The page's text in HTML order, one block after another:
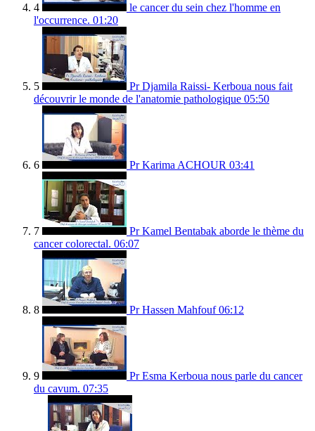
4
le cancer du sein chez l'homme en
l'occurrence. 01:20
5
Pr Djamila Raissi- Kerboua nous fait
découvrir le monde de l'anatomie pathologique 05:50
6 Pr Karima ACHOUR 03:41
7
Pr Kamel Bentabak aborde le thème du
cancer colorectal. 06:07
8 Pr Hassen Mahfouf 06:12
9
Pr Esma Kerboua nous parle du cancer
du cavum. 07:35